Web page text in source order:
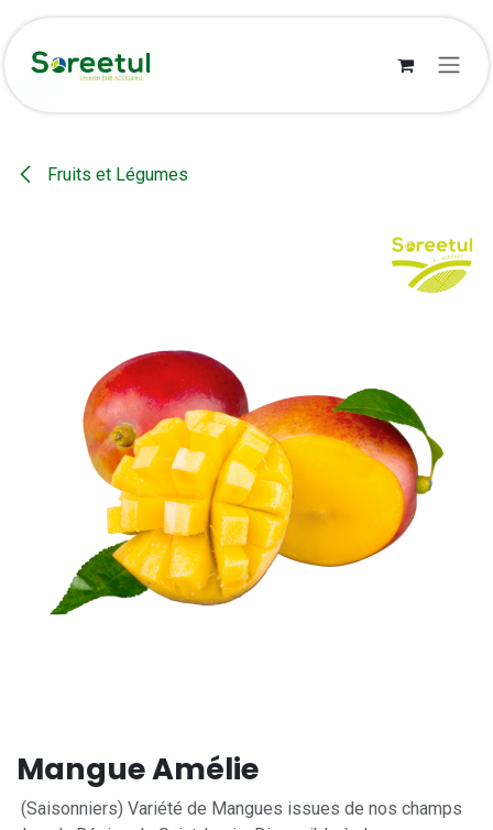
Se rendre au contenu
Fruits et Légumes
Mangue Amélie
(Saisonniers) Variété de Mangues issues de nos champs